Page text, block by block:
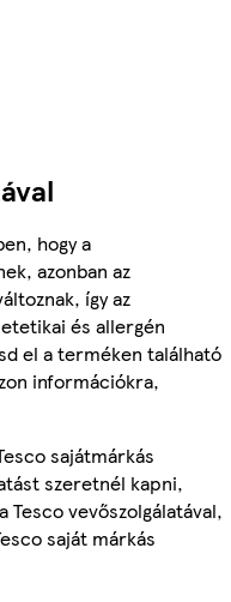
hogy a
azonban az
így az
és allergén
el a terméken található
információkra,
sajátmárkás
szeretnél kapni,
vevőszolgálatával,
saját márkás